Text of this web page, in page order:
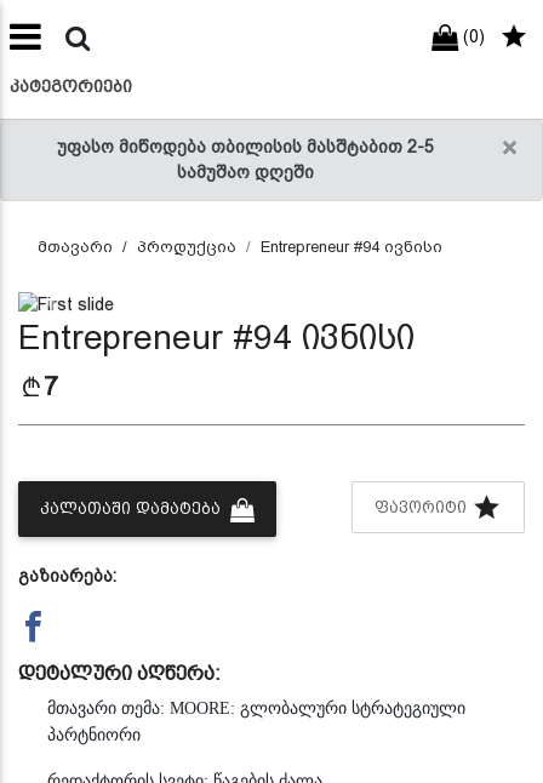
×
უფასო მიწოდება თბილისის მასშტაბით 2-5
სამუშაო დღეში
(0)
ᲙᲐᲢᲔᲒᲝᲠᲘᲔᲑᲘ
მთავარი პროდუქცია Entrepreneur #94 ივნისი
Previous
Entrepreneur #94 ივნისი
7
ᲙᲐᲚᲐᲗᲐᲨᲘ ᲓᲐᲛᲐᲢᲔᲑᲐ ᲤᲐᲕᲝᲠᲘᲢᲘ
გაზიარება:
დეტალური აღწერა:
მთავარი თემა: MOORE: გლობალური სტრატეგიული
პარტნიორი